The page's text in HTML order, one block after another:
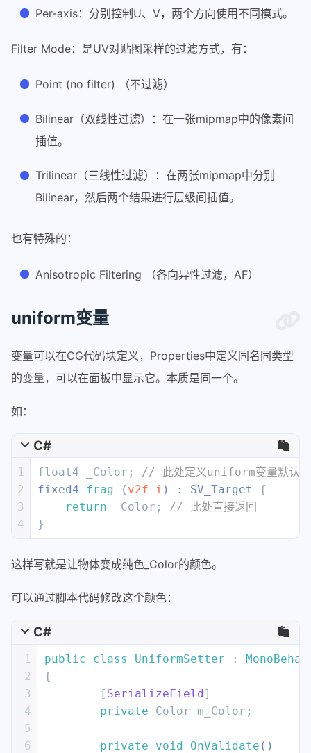
Per-axis：分别控制U、V，两个方向使用不同模式。
Filter Mode：是UV对贴图采样的过滤方式，有：
Point (no filter) （不过滤）
Bilinear（双线性过滤）：在一张mipmap中的像素间
插值。
Trilinear（三线性过滤）：在两张mipmap中分别
Bilinear，然后两个结果进行层级间插值。
也有特殊的：
Anisotropic Filtering （各向异性过滤，AF）
uniform变量
变量可以在CG代码块定义，Properties中定义同名同类型
的变量，可以在面板中显示它。本质是同一个。
如：
C#
1
2
3
4
float4 _Color; // 此处定义uniform变量默认
fixed4 frag ( v2f i ) : SV_Target
{
return _Color; // 此处直接返回
}
这样写就是让物体变成纯色_Color的颜色。
可以通过脚本代码修改这个颜色：
C#
1
2
3
4
5
6
public class UniformSetter :
{
	[
SerializeField]
private Color m_Color;
private void OnValidate ()